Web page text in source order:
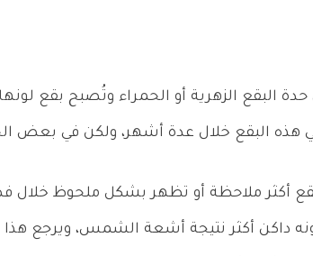
البقع الزهرية أو الحمراء وتُصبح بقع
هذه البقع خلال عدة أشهر، ولكن في بعض
أكثر ملاحظة أو تظهر بشكل ملحوظ خلال
داكن أكثر نتيجة أشعة الشمس، ويرجع